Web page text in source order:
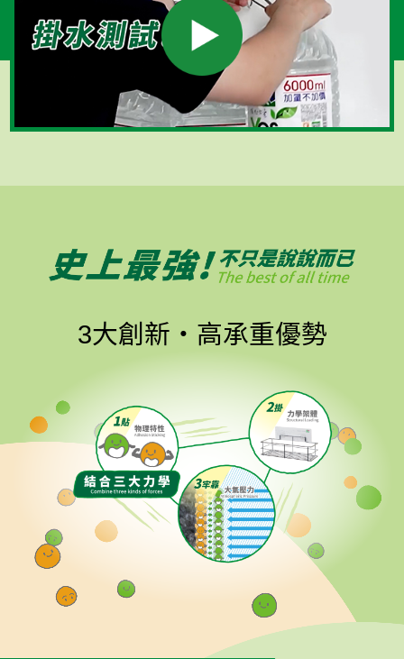
3大創新‧高承重優勢